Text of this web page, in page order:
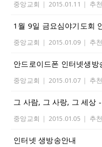
중앙교회 | 2015.01.11 | 추
1월 9일 금요심야기도회
중앙교회 | 2015.01.09 | 추
안드로이드폰 인터넷생
중앙교회 | 2015.01.07 | 추
그 사람, 그 사랑, 그 세상
중앙교회 | 2015.01.05 | 추
인터넷 생방송안내